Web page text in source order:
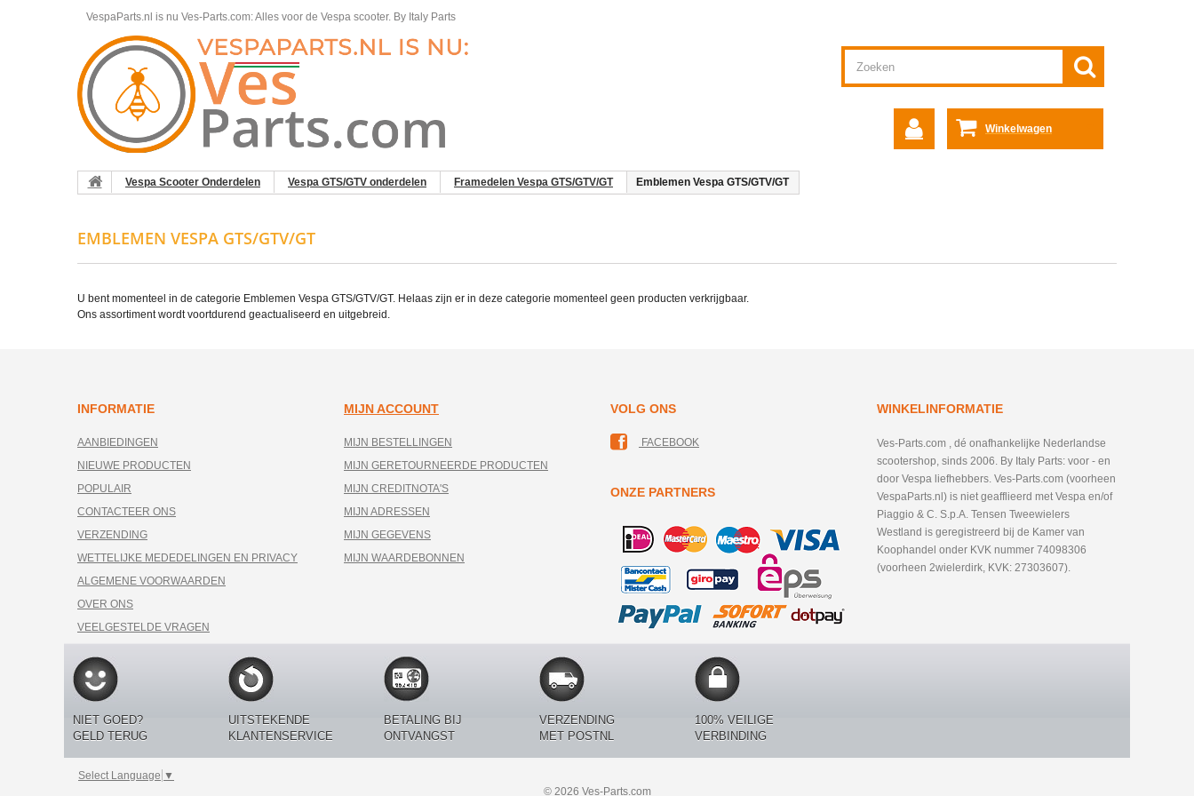
VespaParts.nl is nu Ves-Parts.com: Alles voor de Vespa scooter. By Italy Parts
Winkelwagen
Vespa Scooter Onderdelen Vespa GTS/GTV onderdelen Framedelen Vespa GTS/GTV/GT Emblemen Vespa GTS/GTV/GT
EMBLEMEN VESPA GTS/GTV/GT
U bent momenteel in de categorie Emblemen Vespa GTS/GTV/GT. Helaas zijn er in deze categorie momenteel geen producten verkrijgbaar.
Ons assortiment wordt voortdurend geactualiseerd en uitgebreid.
INFORMATIE
AANBIEDINGEN
NIEUWE PRODUCTEN
POPULAIR
CONTACTEER ONS
VERZENDING
WETTELIJKE MEDEDELINGEN EN PRIVACY
ALGEMENE VOORWAARDEN
OVER ONS
VEELGESTELDE VRAGEN
MIJN ACCOUNT
MIJN BESTELLINGEN
MIJN GERETOURNEERDE PRODUCTEN
MIJN CREDITNOTA'S
MIJN ADRESSEN
MIJN GEGEVENS
MIJN WAARDEBONNEN
VOLG ONS
FACEBOOK
ONZE PARTNERS
WINKELINFORMATIE
Ves-Parts.com , dé onafhankelijke Nederlandse
scootershop, sinds 2006. By Italy Parts: voor - en
door Vespa liefhebbers. Ves-Parts.com (voorheen
VespaParts.nl) is niet geafflieerd met Vespa en/of
Piaggio & C. S.p.A. Tensen Tweewielers
Westland is geregistreerd bij de Kamer van
Koophandel onder KVK nummer 74098306
(voorheen 2wielerdirk, KVK: 27303607).
NIET GOED?
GELD TERUG
UITSTEKENDE
KLANTENSERVICE
BETALING BIJ
ONTVANGST
VERZENDING
MET POSTNL
100% VEILIGE
VERBINDING
Select Language ▼
© 2026 Ves-Parts.com